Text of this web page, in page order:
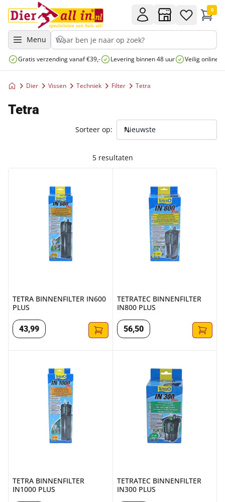
Menu
0
Gratis verzending vanaf €39,- Levering binnen 48 uur Veilig online
Dier Vissen Techniek Filter Tetra
Tetra
5 resultaten
Sorteer op:
TETRA BINNENFILTER IN600
PLUS
43,99
TETRATEC BINNENFILTER
IN800 PLUS
56,50
TETRA BINNENFILTER
IN1000 PLUS
TETRATEC BINNENFILTER
IN300 PLUS